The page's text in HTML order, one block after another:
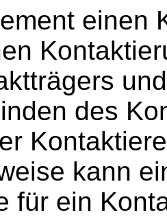
einen
des
kann
für ein